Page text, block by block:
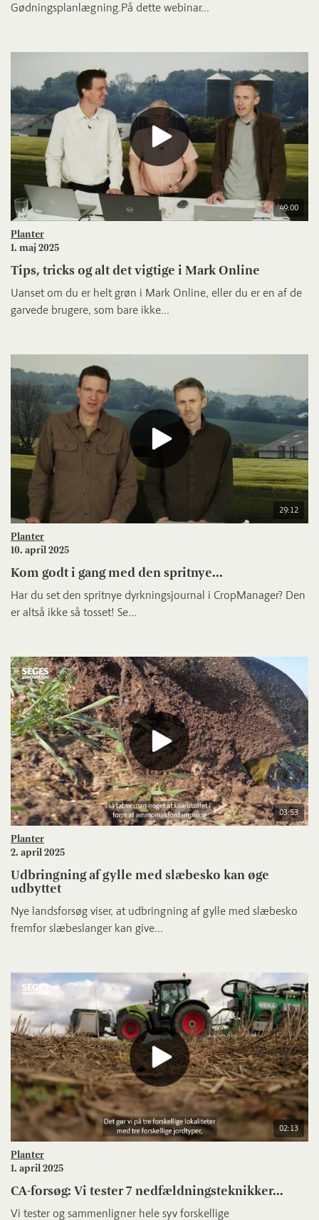
Gødningsplanlægning.På dette webinar...
49:00
Planter
1. maj 2025
Tips, tricks og alt det vigtige i Mark Online
Uanset om du er helt grøn i Mark Online, eller du er en af de
garvede brugere, som bare ikke...
29:12
Planter
10. april 2025
Kom godt i gang med den spritnye...
Har du set den spritnye dyrkningsjournal i CropManager? Den
er altså ikke så tosset! Se...
03:53
Planter
2. april 2025
Udbringning af gylle med slæbesko kan øge
udbyttet
Nye landsforsøg viser, at udbringning af gylle med slæbesko
fremfor slæbeslanger kan give...
02:13
Planter
1. april 2025
CA-forsøg: Vi tester 7 nedfældningsteknikker...
Vi tester og sammenligner hele syv forskellige